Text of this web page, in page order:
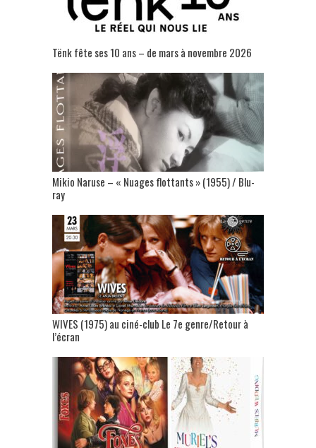
Tënk fête ses 10 ans – de mars à novembre 2026
Mikio Naruse – « Nuages flottants » (1955) / Blu-
ray
WIVES (1975) au ciné-club Le 7e genre/Retour à
l’écran